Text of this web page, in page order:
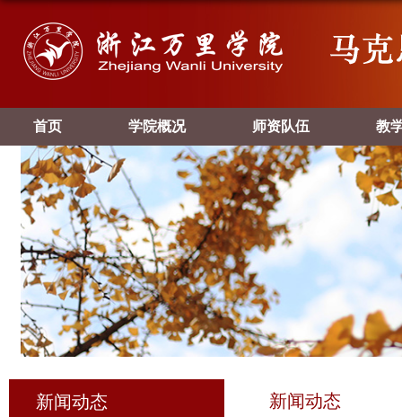
首页 学院概况 师资队伍 教
新闻动态 新闻动态